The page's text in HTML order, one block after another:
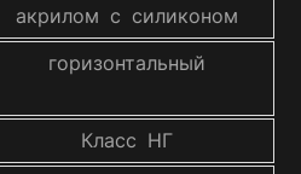
акрилом с силиконом
горизонтальный
Класс НГ